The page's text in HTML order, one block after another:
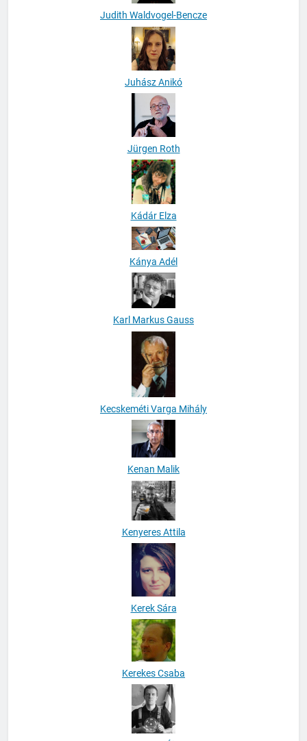
Judith Waldvogel-Bencze
Juhász Anikó
Jürgen Roth
Kádár Elza
Kánya Adél
Karl Markus Gauss
Kecskeméti Varga Mihály
Kenan Malik
Kenyeres Attila
Kerek Sára
Kerekes Csaba